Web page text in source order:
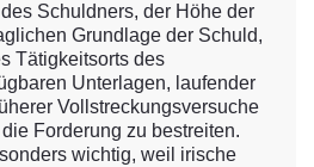
Schuldners, der Höhe der
Grundlage der Schuld,
Tätigkeitsorts des
Unterlagen, laufender
Vollstreckungsversuche
Forderung zu bestreiten.
wichtig, weil irische